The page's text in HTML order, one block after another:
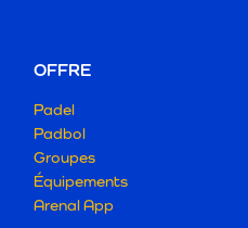
OFFRE
Padel
Padbol
Groupes
Équipements
Arenal App